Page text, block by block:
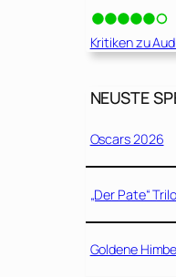
Kritiken zu
NEUSTE
Oscars 2026
„Der Pate“
Goldene